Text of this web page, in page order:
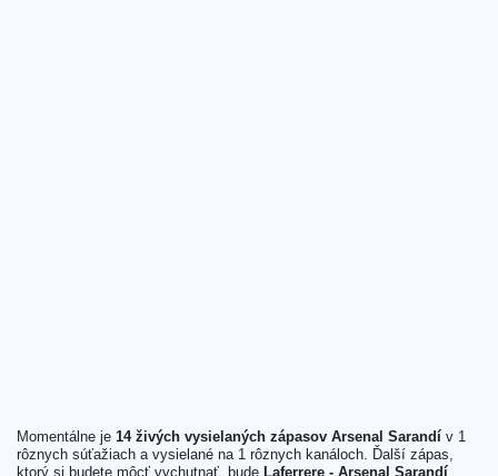
Momentálne je 14 živých vysielaných zápasov Arsenal Sarandí v 1
rôznych súťažiach a vysielané na 1 rôznych kanáloch. Ďalší zápas,
ktorý si budete môcť vychutnať, bude Laferrere - Arsenal Sarandí,